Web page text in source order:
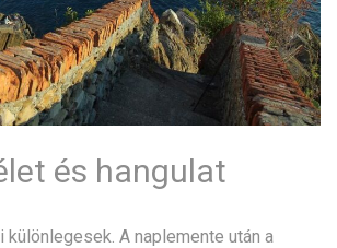
és hangulat
különlegesek. A naplemente után a